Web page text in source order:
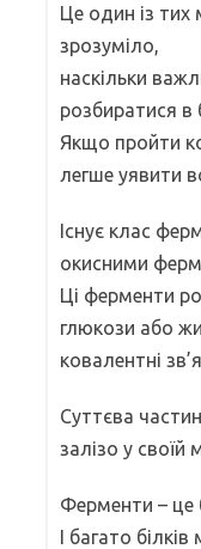
Це один із тих
зрозуміло,
наскільки
розбиратися в
Якщо пройти
легше уявити
Існує клас
окисними
Ці ферменти
глюкози або
ковалентні
Суттєва
залізо у своїй
Ферменти – це
І багато